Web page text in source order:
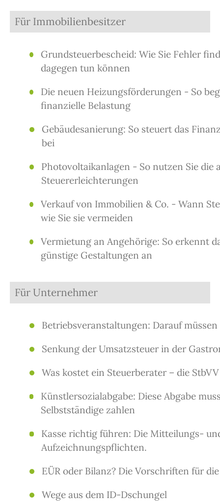
Für Immobilienbesitzer
Grundsteuerbescheid: Wie Sie Fehler
dagegen tun können
Die neuen Heizungsförderungen - So
finanzielle Belastung
Gebäudesanierung: So steuert das
bei
Photovoltaikanlagen - So nutzen Sie die
Steuererleichterungen
Verkauf von Immobilien & Co. - Wann
wie Sie sie vermeiden
Vermietung an Angehörige: So erkennt
günstige Gestaltungen an
Für Unternehmer
Betriebsveranstaltungen: Darauf
Senkung der Umsatzsteuer in der
Was kostet ein Steuerberater – die StbVV
Künstlersozialabgabe: Diese Abgabe
Selbstständige zahlen
Kasse richtig führen: Die Mitteilungs-
Aufzeichnungspflichten.
EÜR oder Bilanz? Die Vorschriften für
Wege aus dem ID-Dschungel